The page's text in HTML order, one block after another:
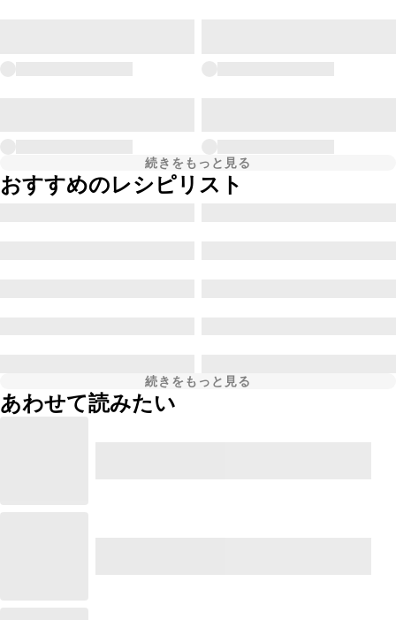
続きをもっと見る
おすすめのレシピリスト
続きをもっと見る
あわせて読みたい